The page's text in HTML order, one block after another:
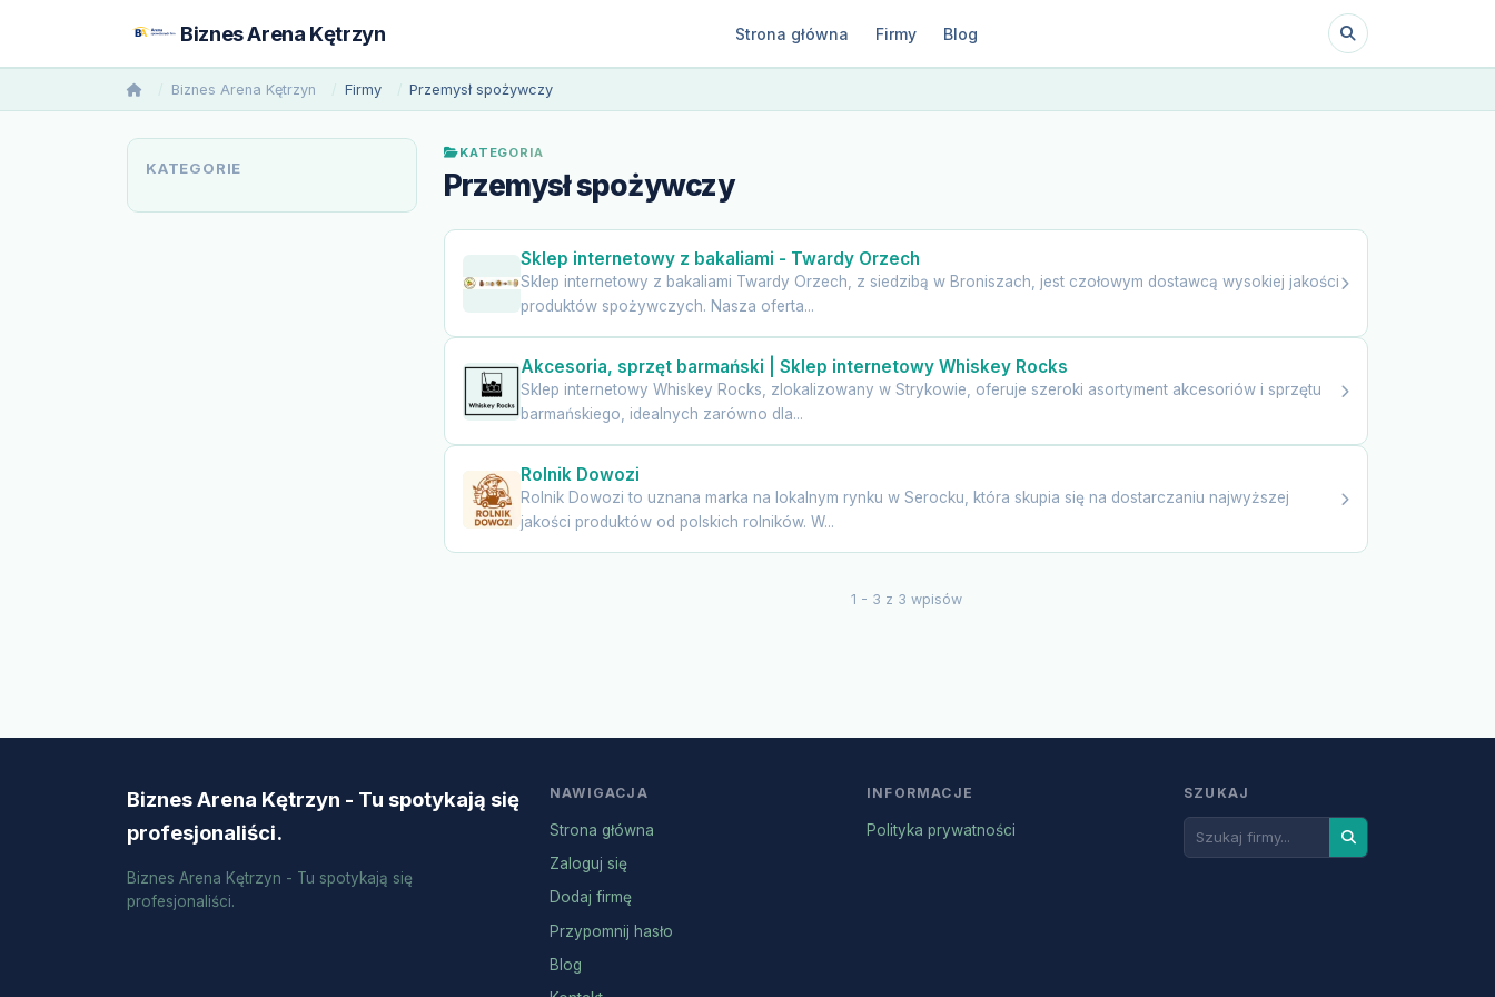
Biznes Arena Kętrzyn Strona główna Firmy Blog
Biznes Arena Kętrzyn Firmy Przemysł spożywczy
KATEGORIE
KATEGORIA
Przemysł spożywczy
Sklep internetowy z bakaliami - Twardy Orzech
Sklep internetowy z bakaliami Twardy Orzech, z siedzibą w Broniszach, jest czołowym dostawcą wysokiej jakości
produktów spożywczych. Nasza oferta...
Akcesoria, sprzęt barmański | Sklep internetowy Whiskey Rocks
Sklep internetowy Whiskey Rocks, zlokalizowany w Strykowie, oferuje szeroki asortyment akcesoriów i sprzętu
barmańskiego, idealnych zarówno dla...
Rolnik Dowozi
Rolnik Dowozi to uznana marka na lokalnym rynku w Serocku, która skupia się na dostarczaniu najwyższej
jakości produktów od polskich rolników. W...
1 - 3 z 3 wpisów
Biznes Arena Kętrzyn - Tu spotykają się
profesjonaliści.
Biznes Arena Kętrzyn - Tu spotykają się
profesjonaliści.
NAWIGACJA
Strona główna
Zaloguj się
Dodaj firmę
Przypomnij hasło
Blog
INFORMACJE
Polityka prywatności
SZUKAJ